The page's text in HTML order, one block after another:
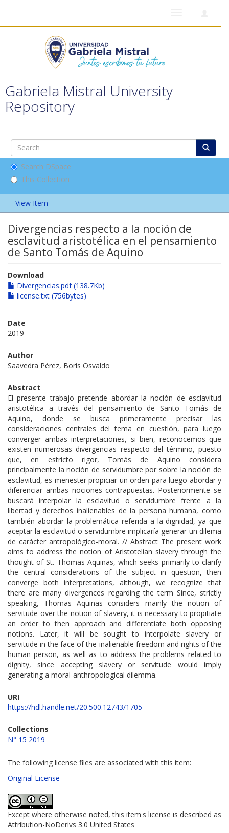
Gabriela Mistral University
Repository
Search DSpace
This Collection
View Item
Divergencias respecto a la noción de
esclavitud aristotélica en el pensamiento
de Santo Tomás de Aquino
Download
Divergencias.pdf (138.7Kb)
license.txt (756bytes)
Date
2019
Author
Saavedra Pérez, Boris Osvaldo
Abstract
El presente trabajo pretende abordar la noción de esclavitud
aristotélica a través del pensamiento de Santo Tomás de
Aquino, donde se busca primeramente precisar las
consideraciones centrales del tema en cuestión, para luego
converger ambas interpretaciones, si bien, reconocemos que
existen numerosas divergencias respecto del término, puesto
que, en estricto rigor, Tomás de Aquino considera
principalmente la noción de servidumbre por sobre la noción de
esclavitud, es menester propiciar un orden para luego abordar y
diferenciar ambas nociones contrapuestas. Posteriormente se
buscará interpolar la esclavitud o servidumbre frente a la
libertad y derechos inalienables de la persona humana, como
también abordar la problemática referida a la dignidad, ya que
aceptar la esclavitud o servidumbre implicaría generar un dilema
de carácter antropológico-moral. // Abstract The present work
aims to address the notion of Aristotelian slavery through the
thought of St. Thomas Aquinas, which seeks primarily to clarify
the central considerations of the subject in question, then
converge both interpretations, although, we recognize that
there are many divergences regarding the term Since, strictly
speaking, Thomas Aquinas considers mainly the notion of
servitude over the notion of slavery, it is necessary to propitiate
an order to then approach and differentiate both opposing
notions. Later, it will be sought to interpolate slavery or
servitude in the face of the inalienable freedom and rights of the
human person, as well as to address the problems related to
dignity, since accepting slavery or servitude would imply
generating a moral-anthropological dilemma.
URI
https://hdl.handle.net/20.500.12743/1705
Collections
N° 15 2019
The following license files are associated with this item:
Original License
Except where otherwise noted, this item's license is described as
Attribution-NoDerivs 3.0 United States